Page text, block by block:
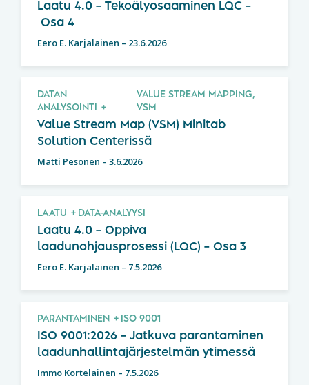
Laatu 4.0 – Tekoälyosaaminen LQC –
Osa 4
Eero E. Karjalainen – 23.6.2026
DATAN
ANALYSOINTI
VALUE STREAM MAPPING,
VSM
Value Stream Map (VSM) Minitab
Solution Centerissä
Matti Pesonen – 3.6.2026
LAATU DATA-ANALYYSI
Laatu 4.0 – Oppiva
laadunohjausprosessi (LQC) – Osa 3
Eero E. Karjalainen – 7.5.2026
PARANTAMINEN ISO 9001
ISO 9001:2026 – Jatkuva parantaminen
laadunhallintajärjestelmän ytimessä
Immo Kortelainen – 7.5.2026